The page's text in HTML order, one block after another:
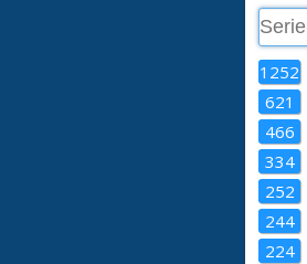
1252
621
466
334
252
244
224